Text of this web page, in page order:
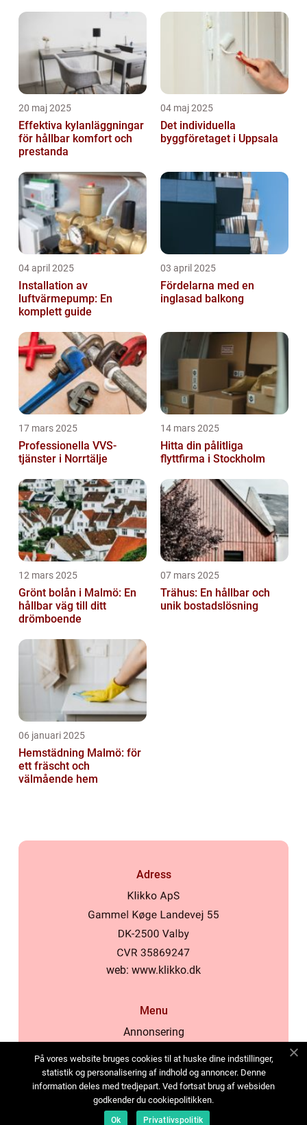
20 maj 2025
Effektiva kylanläggningar
för hållbar komfort och
prestanda
04 maj 2025
Det individuella
byggföretaget i Uppsala
04 april 2025
Installation av
luftvärmepump: En
komplett guide
03 april 2025
Fördelarna med en
inglasad balkong
17 mars 2025
Professionella VVS-
tjänster i Norrtälje
14 mars 2025
Hitta din pålitliga
flyttfirma i Stockholm
12 mars 2025
Grönt bolån i Malmö: En
hållbar väg till ditt
drömboende
07 mars 2025
Trähus: En hållbar och
unik bostadslösning
06 januari 2025
Hemstädning Malmö: för
ett fräscht och
välmående hem
Adress
web: www.klikko.dk
Menu
Annonsering
Cookies
Kontakta oss
Sitemap
På vores website bruges cookies til at huske dine indstillinger,
statistik og personalisering af indhold og annoncer. Denne
information deles med tredjepart. Ved fortsat brug af websiden
godkender du cookiepolitikken.
Ok Privatlivspolitik